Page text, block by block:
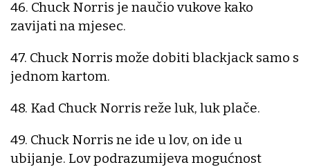
46. Chuck Norris je naučio vukove kako
zavijati na mjesec.
47. Chuck Norris može dobiti blackjack samo s
jednom kartom.
48. Kad Chuck Norris reže luk, luk plače.
49. Chuck Norris ne ide u lov, on ide u
ubijanje. Lov podrazumijeva mogućnost